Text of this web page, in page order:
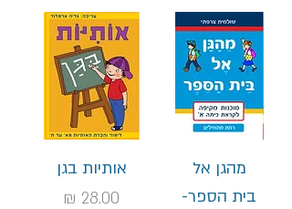
מהגן אל
בית הספר-
אותיות בגן
מחיר